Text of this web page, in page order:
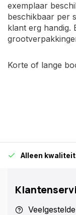
exemplaar
beschikbaar per
klant erg handig.
Korte of lange
Alleen